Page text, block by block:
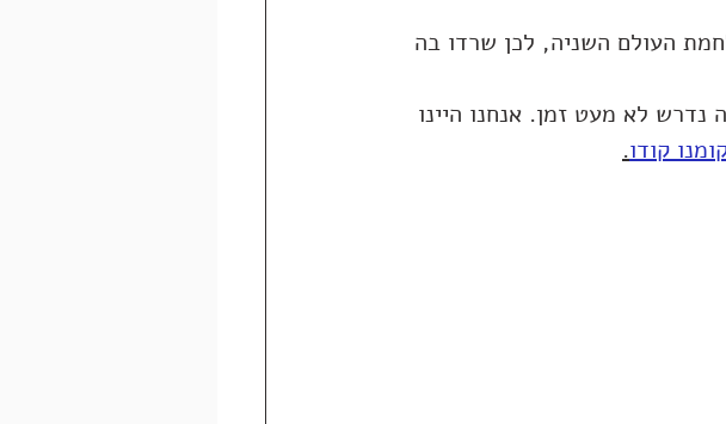
העולם השניה, לכן שרדו בה
נדרש לא מעט זמן. אנחנו היינו
קודו.